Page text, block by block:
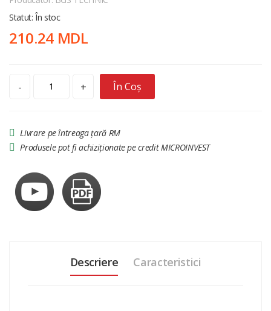
Statut: În stoc
210.24 MDL
- + În Coș
Livrare pe întreaga țară RM
Produsele pot fi achiziționate pe credit MICROINVEST
Descriere Caracteristici